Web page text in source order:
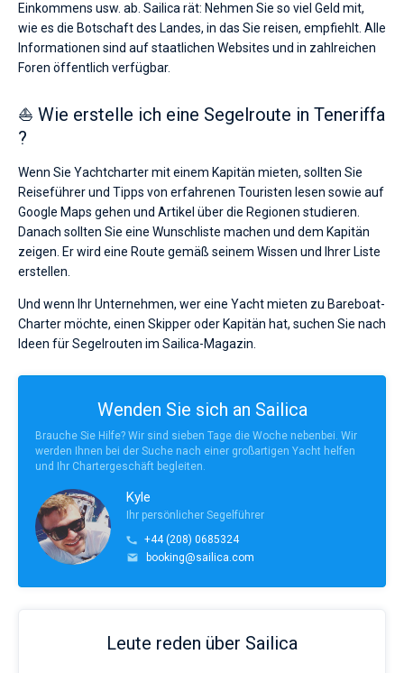
Einkommens usw. ab. Sailica rät: Nehmen Sie so viel Geld mit,
wie es die Botschaft des Landes, in das Sie reisen, empfiehlt. Alle
Informationen sind auf staatlichen Websites und in zahlreichen
Foren öffentlich verfügbar.
⛵ Wie erstelle ich eine Segelroute in Teneriffa
?
Wenn Sie Yachtcharter mit einem Kapitän mieten, sollten Sie
Reiseführer und Tipps von erfahrenen Touristen lesen sowie auf
Google Maps gehen und Artikel über die Regionen studieren.
Danach sollten Sie eine Wunschliste machen und dem Kapitän
zeigen. Er wird eine Route gemäß seinem Wissen und Ihrer Liste
erstellen.
Und wenn Ihr Unternehmen, wer eine Yacht mieten zu Bareboat-
Charter möchte, einen Skipper oder Kapitän hat, suchen Sie nach
Ideen für Segelrouten im Sailica-Magazin.
Wenden Sie sich an Sailica
Brauche Sie Hilfe? Wir sind sieben Tage die Woche nebenbei. Wir
werden Ihnen bei der Suche nach einer großartigen Yacht helfen
und Ihr Chartergeschäft begleiten.
Kyle
Ihr persönlicher Segelführer
+44 (208) 0685324
booking@sailica.com
Leute reden über Sailica